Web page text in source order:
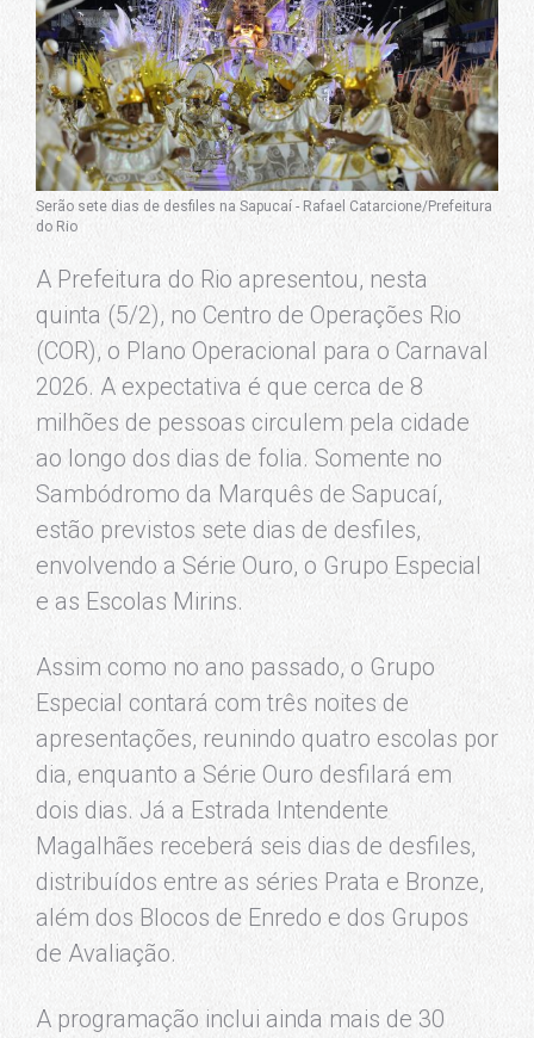
Serão sete dias de desfiles na Sapucaí - Rafael Catarcione/Prefeitura
do Rio
A Prefeitura do Rio apresentou, nesta
quinta (5/2), no Centro de Operações Rio
(COR), o Plano Operacional para o Carnaval
2026. A expectativa é que cerca de 8
milhões de pessoas circulem pela cidade
ao longo dos dias de folia. Somente no
Sambódromo da Marquês de Sapucaí,
estão previstos sete dias de desfiles,
envolvendo a Série Ouro, o Grupo Especial
e as Escolas Mirins.
Assim como no ano passado, o Grupo
Especial contará com três noites de
apresentações, reunindo quatro escolas por
dia, enquanto a Série Ouro desfilará em
dois dias. Já a Estrada Intendente
Magalhães receberá seis dias de desfiles,
distribuídos entre as séries Prata e Bronze,
além dos Blocos de Enredo e dos Grupos
de Avaliação.
A programação inclui ainda mais de 30